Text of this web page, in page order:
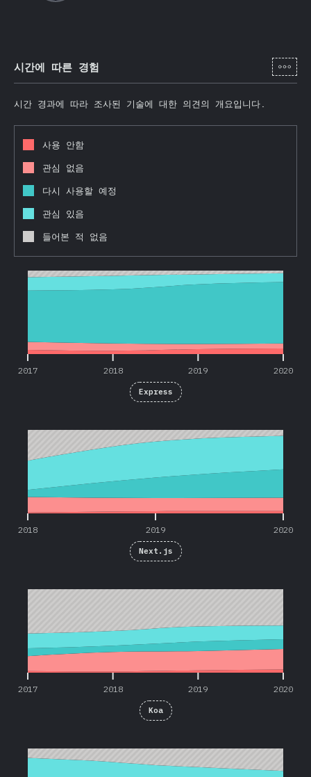
시간에 따른 경험 [ko-
시간 경과에 따라 조사된 기술에 대한 의견의 개요입니다.
사용 안함
관심 없음
다시 사용할 예정
관심 있음
들어본 적 없음
2017 2018 2019 2020
2017 2018 2019 2020
Express
2018 2019 2020
Next.js
2017 2018 2019 2020
Koa